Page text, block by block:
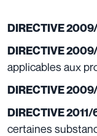
DIRECTIVE
DIRECTIVE
applicables aux
DIRECTIVE
DIRECTIVE
certaines